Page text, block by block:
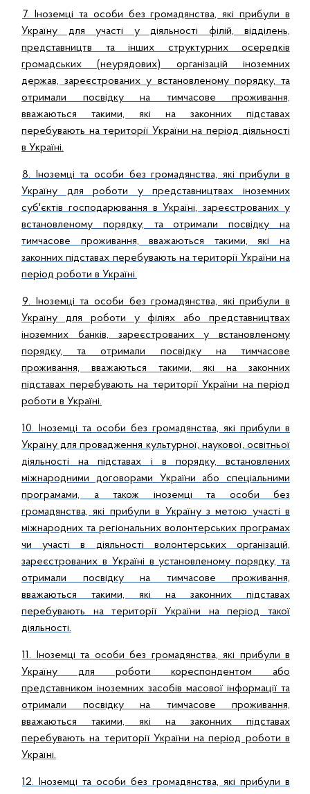
7. Іноземці та особи без громадянства, які прибули в
Україну для участі у діяльності філій, відділень,
представництв та інших структурних осередків
громадських (неурядових) організацій іноземних
держав, зареєстрованих у встановленому порядку, та
отримали посвідку на тимчасове проживання,
вважаються такими, які на законних підставах
перебувають на території України на період діяльності
в Україні.
8. Іноземці та особи без громадянства, які прибули в
Україну для роботи у представництвах іноземних
суб'єктів господарювання в Україні, зареєстрованих у
встановленому порядку, та отримали посвідку на
тимчасове проживання, вважаються такими, які на
законних підставах перебувають на території України на
період роботи в Україні.
9. Іноземці та особи без громадянства, які прибули в
Україну для роботи у філіях або представництвах
іноземних банків, зареєстрованих у встановленому
порядку, та отримали посвідку на тимчасове
проживання, вважаються такими, які на законних
підставах перебувають на території України на період
роботи в Україні.
10. Іноземці та особи без громадянства, які прибули в
Україну для провадження культурної, наукової, освітньої
діяльності на підставах і в порядку, встановлених
міжнародними договорами України або спеціальними
програмами, а також іноземці та особи без
громадянства, які прибули в Україну з метою участі в
міжнародних та регіональних волонтерських програмах
чи участі в діяльності волонтерських організацій,
зареєстрованих в Україні в установленому порядку, та
отримали посвідку на тимчасове проживання,
вважаються такими, які на законних підставах
перебувають на території України на період такої
діяльності.
11. Іноземці та особи без громадянства, які прибули в
Україну для роботи кореспондентом або
представником іноземних засобів масової інформації та
отримали посвідку на тимчасове проживання,
вважаються такими, які на законних підставах
перебувають на території України на період роботи в
Україні.
12. Іноземці та особи без громадянства, які прибули в